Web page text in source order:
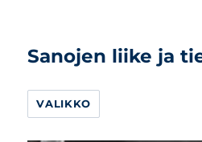
Sanojen liike ja
VALIKKO